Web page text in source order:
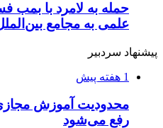
حمله به لامرد با بمب
علمی به مجامع
پیشنهاد سردبیر
1 هفته پیش
محدودیت آموزش
رفع می‌شود